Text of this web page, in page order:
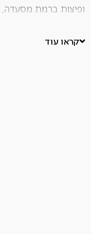
ופיצות ברמת
בגריל TravelQ™.
קראו עוד